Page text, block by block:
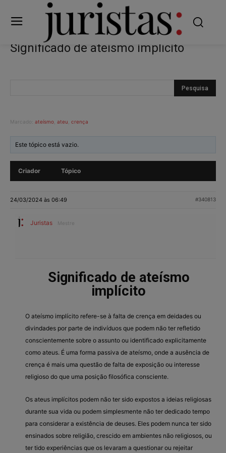
Significado de ateísmo implícito
Marcado: ateísmo ateu crença
Este tópico está vazio.
Criador Tópico
24/03/2024 às 06:49 #340813
Juristas Mestre
Significado de ateísmo
implícito
O ateísmo implícito refere-se à falta de crença em deidades ou
divindades por parte de indivíduos que podem não ter refletido
conscientemente sobre o assunto ou identificado explicitamente
como ateus. É uma forma passiva de ateísmo, onde a ausência de
crença é mais uma questão de falta de exposição ou interesse
religioso do que uma posição filosófica consciente.
Os ateus implícitos podem não ter sido expostos a ideias religiosas
durante sua vida ou podem simplesmente não ter dedicado tempo
para considerar a existência de deuses. Eles podem nunca ter sido
ensinados sobre religião, crescido em ambientes não religiosos, ou
ter tido experiências que os levaram a questionar ou rejeitar